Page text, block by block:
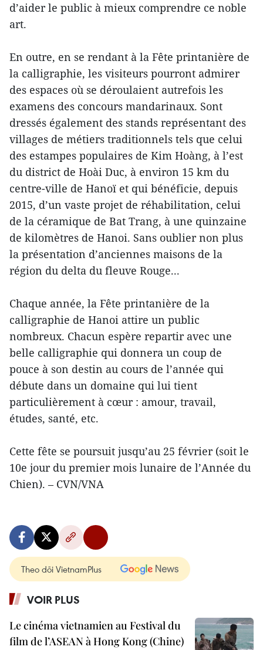
d’aider le public à mieux comprendre ce noble
art.
En outre, en se rendant à la Fête printanière de
la calligraphie, les visiteurs pourront admirer
des espaces où se déroulaient autrefois les
examens des concours mandarinaux. Sont
dressés également des stands représentant des
villages de métiers traditionnels tels que celui
des estampes populaires de Kim Hoàng, à l’est
du district de Hoài Duc, à environ 15 km du
centre-ville de Hanoï et qui bénéficie, depuis
2015, d’un vaste projet de réhabilitation, celui
de la céramique de Bat Trang, à une quinzaine
de kilomètres de Hanoi. Sans oublier non plus
la présentation d’anciennes maisons de la
région du delta du fleuve Rouge...
Chaque année, la Fête printanière de la
calligraphie de Hano​i attire un public
nombreux. Chacun espère repartir avec une
belle calligraphie qui donnera un coup de
pouce à son destin au cours de l’année qui
débute dans un domaine qui lui tient
particulièrement à cœur : amour, travail,
études, santé, etc.
Cette fête se poursuit jusqu’au 25 février (soit le
10e jour du premier mois lunaire de l’Année du
Chien). – CVN/VNA
Theo dõi VietnamPlus
VOIR PLUS
Le cinéma vietnamien au Festival du
film de l’ASEAN à Hong Kong (Chine)